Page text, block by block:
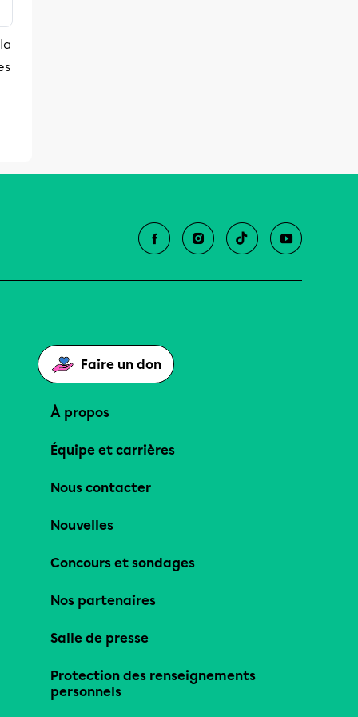
Faire un don
À propos
Équipe et carrières
Nous contacter
Nouvelles
Concours et sondages
Nos partenaires
Salle de presse
Protection des renseignements
personnels